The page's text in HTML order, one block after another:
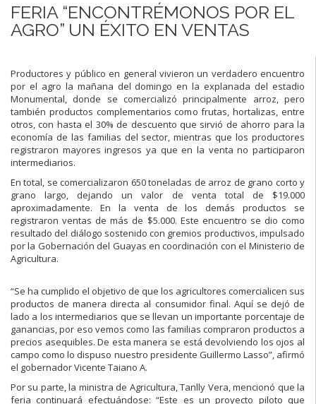
FERIA “ENCONTRÉMONOS POR EL
AGRO” UN ÉXITO EN VENTAS
Productores y público en general vivieron un verdadero encuentro
por el agro la mañana del domingo en la explanada del estadio
Monumental, donde se comercializó principalmente arroz, pero
también productos complementarios como frutas, hortalizas, entre
otros, con hasta el 30% de descuento que sirvió de ahorro para la
economía de las familias del sector, mientras que los productores
registraron mayores ingresos ya que en la venta no participaron
intermediarios.
En total, se comercializaron 650 toneladas de arroz de grano corto y
grano largo, dejando un valor de venta total de $19.000
aproximadamente. En la venta de los demás productos se
registraron ventas de más de $5.000. Este encuentro se dio como
resultado del diálogo sostenido con gremios productivos, impulsado
por la Gobernación del Guayas en coordinación con el Ministerio de
Agricultura.
“Se ha cumplido el objetivo de que los agricultores comercialicen sus
productos de manera directa al consumidor final. Aquí se dejó de
lado a los intermediarios que se llevan un importante porcentaje de
ganancias, por eso vemos como las familias compraron productos a
precios asequibles. De esta manera se está devolviendo los ojos al
campo como lo dispuso nuestro presidente Guillermo Lasso”, afirmó
el gobernador Vicente Taiano A.
Por su parte, la ministra de Agricultura, Tanlly Vera, mencionó que la
feria continuará efectuándose: “Este es un proyecto piloto que